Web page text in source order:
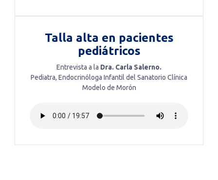
Talla alta en pacientes
pediátricos
Entrevista a la Dra. Carla Salerno.
Pediatra, Endocrinóloga Infantil del Sanatorio Clínica
Modelo de Morón